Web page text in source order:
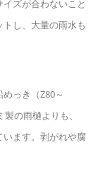
ズが合わないこと
し、大量の雨水も
っき（Z80～
の雨樋よりも、
ます。剥がれや腐